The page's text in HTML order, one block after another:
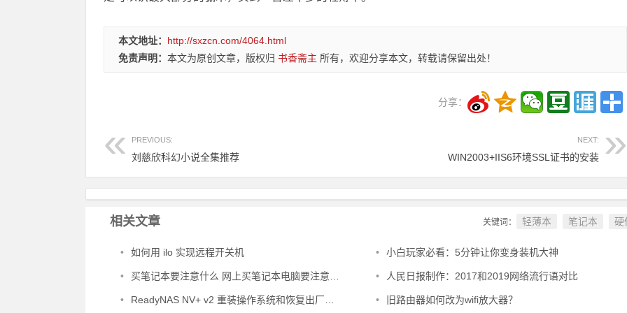
本文地址： http://sxzcn.com/4064.html
免责声明： 本文为原创文章，版权归 书香斋主 所有，欢迎分享本文，转载请保留出处！
分享：
PREVIOUS:
刘慈欣科幻小说全集推荐
NEXT:
WIN2003+IIS6环境SSL证书的安装
相关文章 关键词： 轻薄本 笔记本 硬
• 如何用 ilo 实现远程开关机 • 小白玩家必看：5分钟让你变身装机大神
• 买笔记本要注意什么 网上买笔记本电脑要注意事项 • 人民日报制作：2017和2019网络流行语对比
• ReadyNAS NV+ v2 重装操作系统和恢复出厂设置 • 旧路由器如何改为wifi放大器？